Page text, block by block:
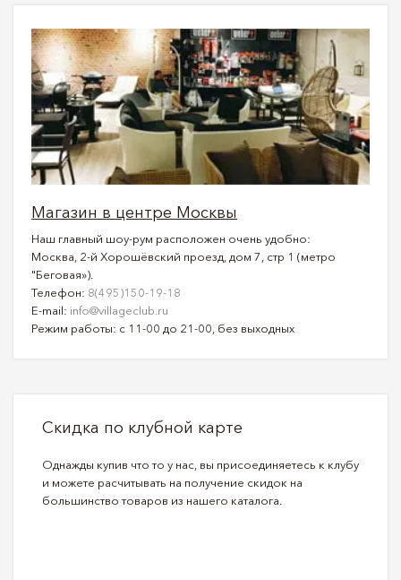
Магазин в центре Москвы
Наш главный шоу-рум расположен очень удобно:
Москва, 2-й Хорошёвский проезд, дом 7, стр 1 (метро
"Беговая»).
Телефон: 8(495)150-19-18
E-mail: info@villageclub.ru
Режим работы: с 11-00 до 21-00, без выходных
Скидка по клубной карте
Однажды купив что то у нас, вы присоединяетесь к клубу
и можете расчитывать на получение скидок на
большинство товаров из нашего каталога.